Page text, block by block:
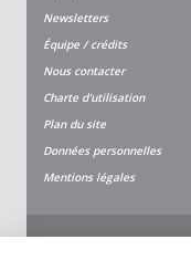
Newsletters
Équipe / crédits
Nous contacter
Charte d'utilisation
Plan du site
Données personnelles
Mentions légales